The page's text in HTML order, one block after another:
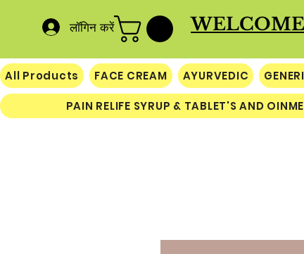
लॉगिन करें
All Products FACE CREAM AYURVEDIC
PAIN RELIFE SYRUP & TABLET'S AND